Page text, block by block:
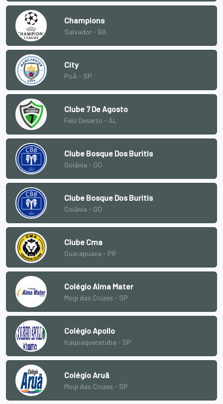
Champions
Salvador - BA
City
PoÁ - SP
Clube 7 De Agosto
Feliz Deserto - AL
Clube Bosque Dos Buritis
Goiânia - GO
Clube Bosque Dos Buritis
Goiânia - GO
Clube Cma
Guarapuava - PR
Colégio Alma Mater
Mogi das Cruzes - SP
Colégio Apollo
Itaquaquecetuba - SP
Colégio Aruã
Mogi das Cruzes - SP